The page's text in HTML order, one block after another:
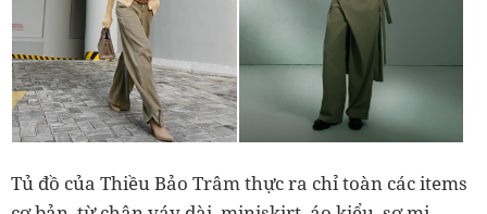
Tủ đồ của Thiều Bảo Trâm thực ra chỉ toàn các items